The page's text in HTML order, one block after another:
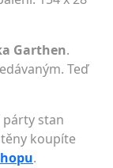
Garthen.
Teď
párty stan
koupíte
.